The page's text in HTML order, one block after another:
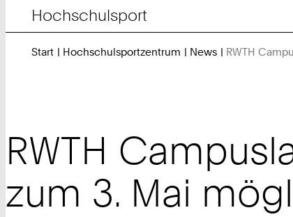
Hochschulsport
Start Hochschulsportzentrum News RWTH
RWTH
zum 3. Mai